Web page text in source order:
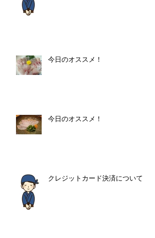
今日のオススメ！
今日のオススメ！
クレジットカード決済について